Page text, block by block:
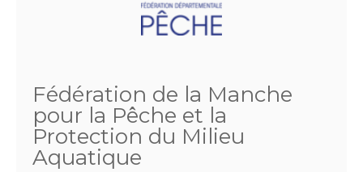
Fédération de la Manche
pour la Pêche et la
Protection du Milieu
Aquatique